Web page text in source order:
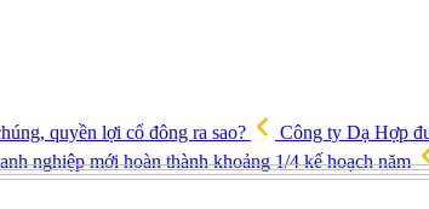
quyền lợi cổ đông ra sao?
Công ty Dạ Hợp
nghiệp mới hoàn thành khoảng 1/4 kế hoạch năm